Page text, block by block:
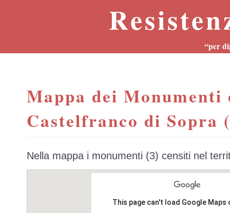
“per
Mappa dei Monumenti
Castelfranco di Sopra
Nella mappa i monumenti (3) censiti nel
This page can't load Google